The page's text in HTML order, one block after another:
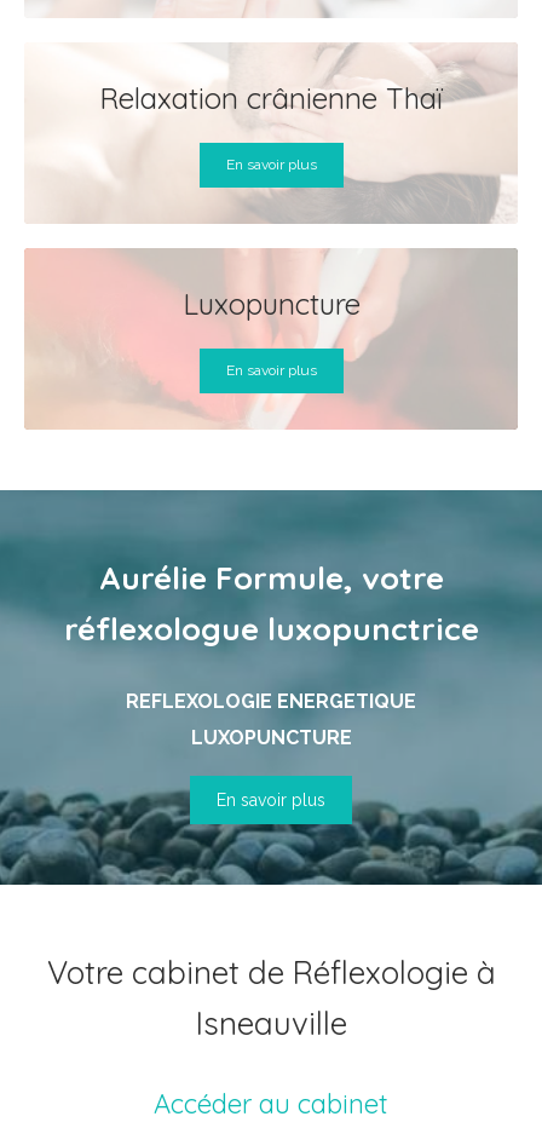
Relaxation crânienne Thaï
En savoir plus
Luxopuncture
En savoir plus
Aurélie Formule, votre
réflexologue luxopunctrice
REFLEXOLOGIE ENERGETIQUE
LUXOPUNCTURE
En savoir plus
Votre cabinet de Réflexologie à
Isneauville
Accéder au cabinet